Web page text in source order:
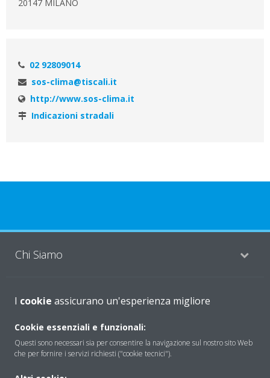
20147 MILANO
02 92809014
sos-clima@tiscali.it
http://www.sos-clima.it
Indicazioni stradali
Chi Siamo
Soluzioni
Contattaci
I cookie assicurano un'esperienza migliore
Cookie essenziali e funzionali:
Questi sono necessari sia per consentire la navigazione sul nostro sito Web
che per fornire i servizi richiesti ("cookie tecnici").